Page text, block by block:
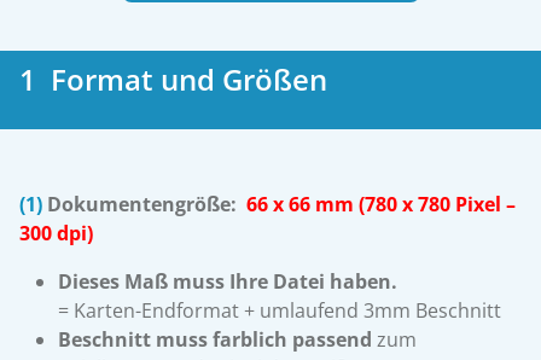
1 Format und Größen
(1) Dokumentengröße: 66 x 66 mm (780 x 780 Pixel –
300 dpi)
Dieses Maß muss Ihre Datei haben.
= Karten-Endformat + umlaufend 3mm Beschnitt
Beschnitt muss farblich passend zum